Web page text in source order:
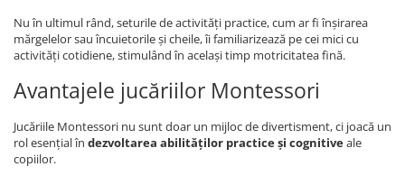
Nu în ultimul rând, seturile de activități practice, cum ar fi înșirarea
mărgelelor sau încuietorile și cheile, îi familiarizează pe cei mici cu
activități cotidiene, stimulând în același timp motricitatea fină.
Avantajele jucăriilor Montessori
Jucăriile Montessori nu sunt doar un mijloc de divertisment, ci joacă un
rol esențial în dezvoltarea abilităților practice și cognitiveale
copiilor.